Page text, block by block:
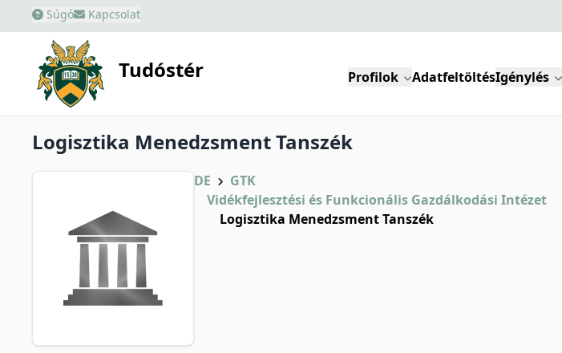
Súgó Kapcsolat
Tudóstér Profilok AdatfeltöltésIgénylés
Logisztika Menedzsment Tanszék
DE
GTK
Vidékfejlesztési és Funkcionális Gazdálkodási Intézet
Logisztika Menedzsment Tanszék